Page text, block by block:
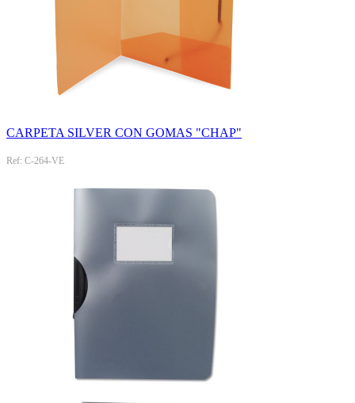
CARPETA SILVER CON GOMAS "CHAP"
Ref: C-264-VE